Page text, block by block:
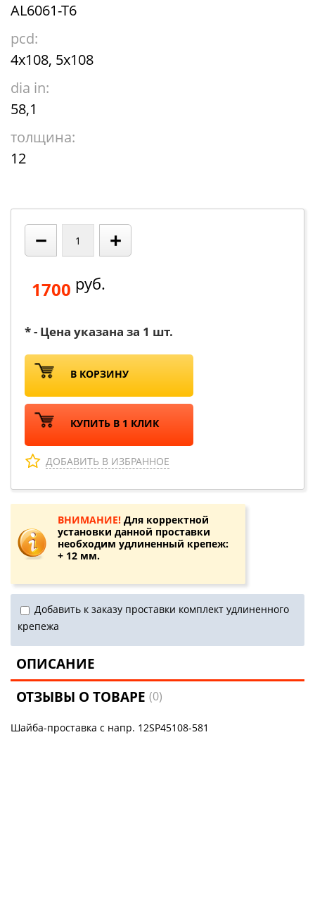
AL6061-T6
pcd:
4x108, 5x108
dia in:
58,1
толщина:
12
− +
1700 руб.
* - Цена указана за 1 шт.
В КОРЗИНУ
КУПИТЬ В 1 КЛИК
ДОБАВИТЬ В ИЗБРАННОЕ
ВНИМАНИЕ! Для корректной
установки данной проставки
необходим удлиненный крепеж:
+ 12 мм.
Добавить к заказу проставки комплект удлиненного
крепежа
ОПИСАНИЕ
ОТЗЫВЫ О ТОВАРЕ(0)
Шайба-проставка с напр. 12SP45108-581